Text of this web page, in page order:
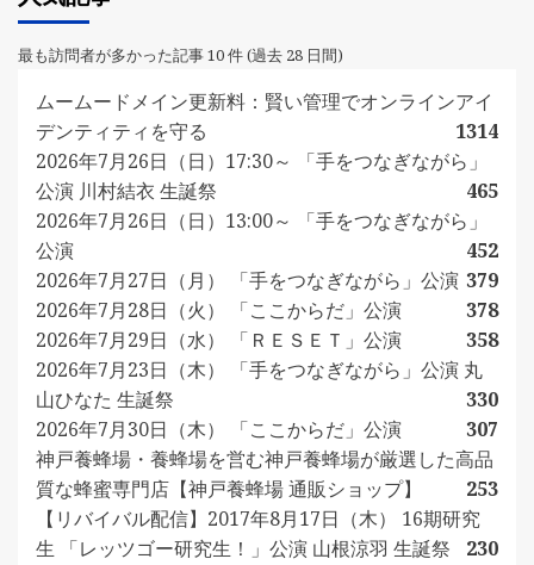
最も訪問者が多かった記事 10 件 (過去 28 日間)
ムームードメイン更新料：賢い管理でオンラインアイ
デンティティを守る
1314
2026年7月26日（日）17:30～ 「手をつなぎながら」
公演 川村結衣 生誕祭
465
2026年7月26日（日）13:00～ 「手をつなぎながら」
公演
452
2026年7月27日（月） 「手をつなぎながら」公演 379
2026年7月28日（火） 「ここからだ」公演
378
2026年7月29日（水） 「ＲＥＳＥＴ」公演
358
2026年7月23日（木） 「手をつなぎながら」公演 丸
山ひなた 生誕祭
330
2026年7月30日（木） 「ここからだ」公演
307
神戸養蜂場・養蜂場を営む神戸養蜂場が厳選した高品
質な蜂蜜専門店【神戸養蜂場 通販ショップ】
253
【リバイバル配信】2017年8月17日（木） 16期研究
生 「レッツゴー研究生！」公演 山根涼羽 生誕祭
230